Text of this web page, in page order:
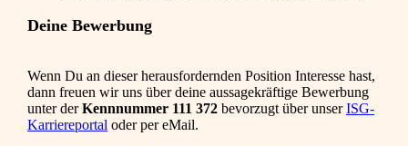
Deine Bewerbung
Wenn Du an dieser herausfordernden Position Interesse hast,
dann freuen wir uns über deine aussagekräftige Bewerbung
unter derKennnummer 111 372 bevorzugt über unserISG-
Karriereportal oder per eMail.